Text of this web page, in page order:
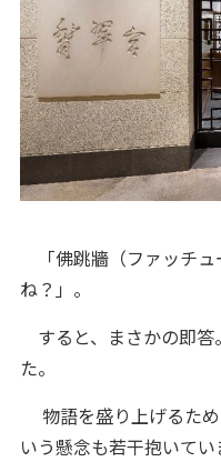
「佛跳牆（ファッチュ
ね？」。
すると、まさかの即答
た。
物語を盛り上げるた
いう懸念も若干抱いて